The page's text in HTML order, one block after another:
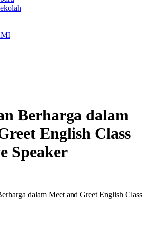
Berharga dalam
English Class
Speaker
dalam Meet and Greet English Class